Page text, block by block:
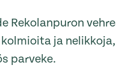
Rekolanpuron
ja
parveke.